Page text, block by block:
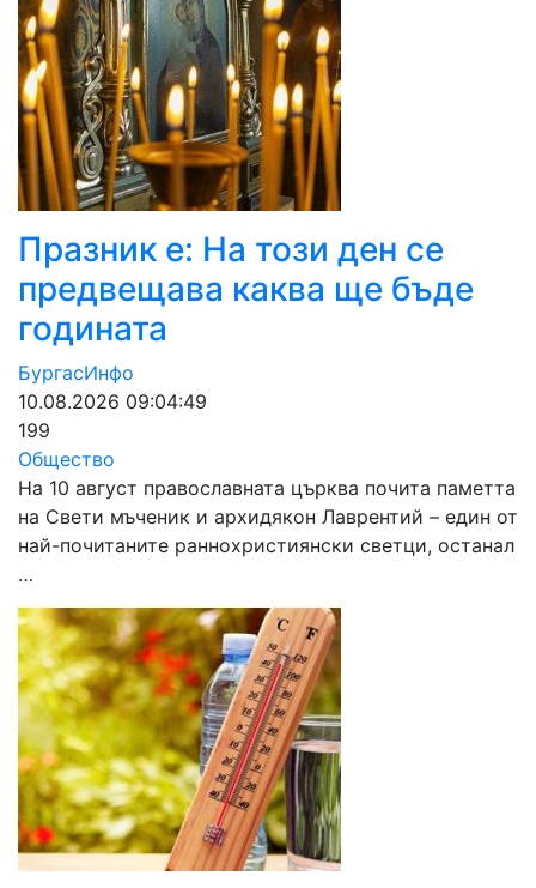
Празник е: На този ден се
предвещава каква ще бъде
годината
БургасИнфо
10.08.2026 09:04:49
199
Общество
На 10 август православната църква почита паметта
на Свети мъченик и архидякон Лаврентий – един от
най-почитаните раннохристиянски светци, останал
…